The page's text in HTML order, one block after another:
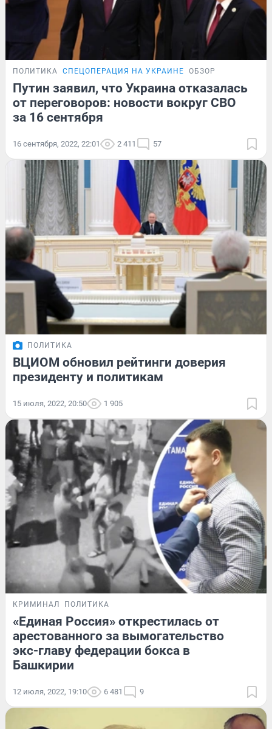
ПОЛИТИКА СПЕЦОПЕРАЦИЯ НА УКРАИНЕ ОБЗОР
Путин заявил, что Украина отказалась
от переговоров: новости вокруг СВО
за 16 сентября
16 сентября, 2022, 22:01 2 411 57
ПОЛИТИКА
ВЦИОМ обновил рейтинги доверия
президенту и политикам
15 июля, 2022, 20:50 1 905
КРИМИНАЛ ПОЛИТИКА
«Единая Россия» открестилась от
арестованного за вымогательство
экс-главу федерации бокса в
Башкирии
12 июля, 2022, 19:10 6 481 9